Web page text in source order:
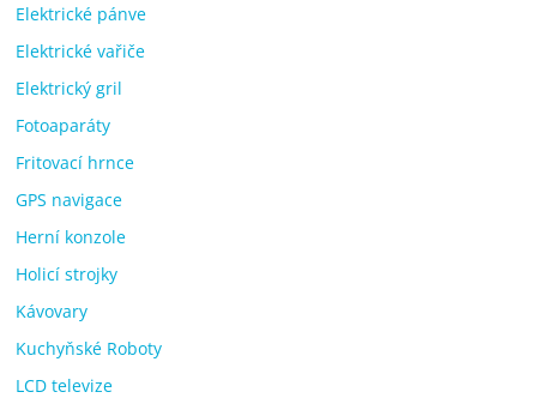
Elektrické pánve
Elektrické vařiče
Elektrický gril
Fotoaparáty
Fritovací hrnce
GPS navigace
Herní konzole
Holicí strojky
Kávovary
Kuchyňské Roboty
LCD televize